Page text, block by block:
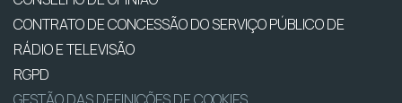
CONTRATO DE CONCESSÃO DO SERVIÇO PÚBLICO DE
RÁDIO E TELEVISÃO
RGPD